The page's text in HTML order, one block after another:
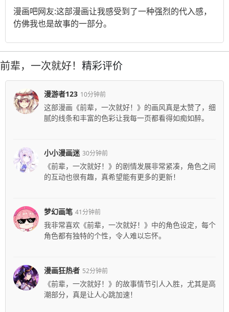
漫画吧网友:这部漫画让我感受到了一种强烈的代入感，
仿佛我也是故事的一部分。
前辈，一次就好！ 精彩评价
漫游者123 10分钟前
这部漫画《前辈，一次就好！》的画风真是太赞了，细
腻的线条和丰富的色彩让我每一页都看得如痴如醉。
小小漫画迷 30分钟前
《前辈，一次就好！》的剧情发展非常紧凑，角色之间
的互动也很有趣，真希望能有更多的更新！
梦幻画笔 41分钟前
我非常喜欢《前辈，一次就好！》中的角色设定，每个
角色都有独特的个性，令人难以忘怀。
漫画狂热者 52分钟前
《前辈，一次就好！》的故事情节引人入胜，尤其是高
潮部分，真是让人心跳加速！